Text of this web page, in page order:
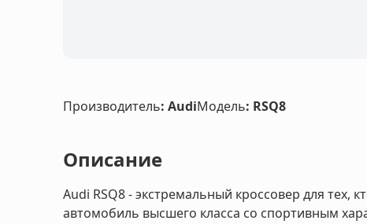
Производитель: AudiМодель: RSQ8
Описание
Audi RSQ8 - экстремальный кроссовер для тех,
автомобиль высшего класса со спортивным